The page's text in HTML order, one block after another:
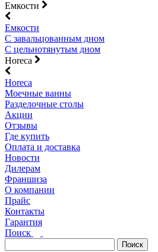
Емкости
Емкости
С завальцованным дном
С цельнотянутым дном
Horeca
Horeca
Моечные ванны
Разделочные столы
Акции
Отзывы
Где купить
Оплата и доставка
Новости
Дилерам
Франшиза
О компании
Прайс
Контакты
Гарантия
Поиск
Поиск